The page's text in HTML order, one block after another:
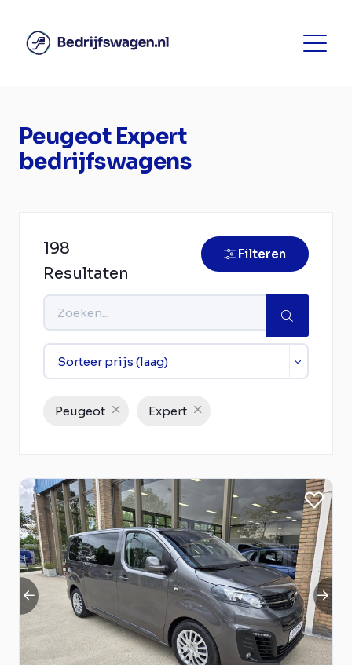
Peugeot Expert
bedrijfswagens
198
Resultaten
Filteren
Peugeot Expert